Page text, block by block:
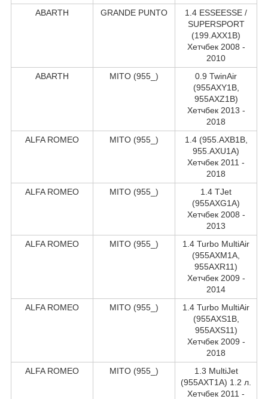
ABARTH
GRANDE PUNTO
1.4 ESSEESSE /
SUPERSPORT
(199.AXX1B)
Хетчбек 2008 -
2010
ABARTH
MITO (955_)
0.9 TwinAir
(955AXY1B,
955AXZ1B)
Хетчбек 2013 -
2018
ALFA ROMEO
MITO (955_)
1.4 (955.AXB1B,
955.AXU1A)
Хетчбек 2011 -
2018
ALFA ROMEO
MITO (955_)
1.4 TJet
(955AXG1A)
Хетчбек 2008 -
2013
ALFA ROMEO
MITO (955_)
1.4 Turbo MultiAir
(955AXM1A,
955AXR11)
Хетчбек 2009 -
2014
ALFA ROMEO
MITO (955_)
1.4 Turbo MultiAir
(955AXS1B,
955AXS11)
Хетчбек 2009 -
2018
ALFA ROMEO
MITO (955_)
1.3 MultiJet
(955AXT1A) 1.2 л.
Хетчбек 2011 -